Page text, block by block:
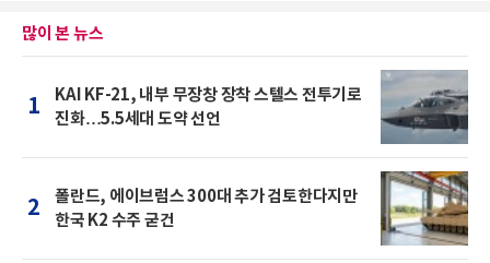
많이 본 뉴스
1
KAI KF-21, 내부 무장창 장착 스텔스 전투기로
진화…5.5세대 도약 선언
2
폴란드, 에이브럼스 300대 추가 검토한다지만
한국 K2 수주 굳건